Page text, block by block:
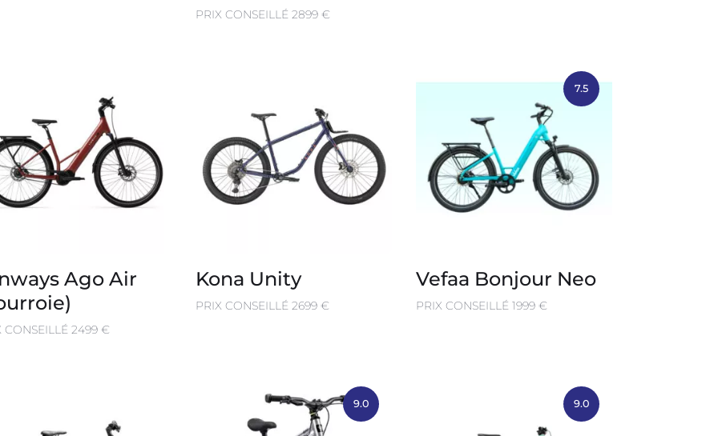
PRIX CONSEILLÉ 2899 €
Ago Air
CONSEILLÉ 2499 €
Kona Unity
PRIX CONSEILLÉ 2699 €
7.5
Vefaa Bonjour Neo
PRIX CONSEILLÉ 1999 €
9.0 9.0